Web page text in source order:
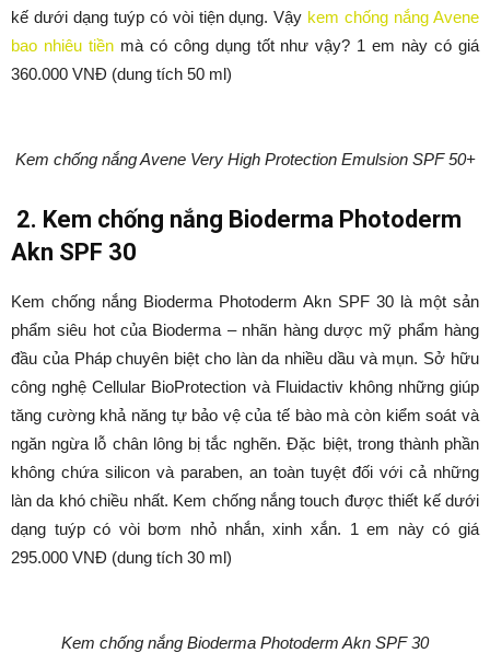
kế dưới dạng tuýp có vòi tiện dụng. Vậy kem chống nắng Avene
bao nhiêu tiềnmà có công dụng tốt như vậy? 1 em này có giá
360.000 VNĐ (dung tích 50 ml)
Kem chống nắng Avene Very High Protection Emulsion SPF 50+
2. Kem chống nắng Bioderma Photoderm
Akn SPF 30
Kem chống nắng Bioderma Photoderm Akn SPF 30 là một sản
phẩm siêu hot của Bioderma – nhãn hàng dược mỹ phẩm hàng
đầu của Pháp chuyên biệt cho làn da nhiều dầu và mụn. Sở hữu
công nghệ Cellular BioProtection và Fluidactiv không những giúp
tăng cường khả năng tự bảo vệ của tế bào mà còn kiểm soát và
ngăn ngừa lỗ chân lông bị tắc nghẽn. Đặc biệt, trong thành phần
không chứa silicon và paraben, an toàn tuyệt đối với cả những
làn da khó chiều nhất. Kem chống nắng touch được thiết kế dưới
dạng tuýp có vòi bơm nhỏ nhắn, xinh xắn. 1 em này có giá
295.000 VNĐ (dung tích 30 ml)
Kem chống nắng Bioderma Photoderm Akn SPF 30